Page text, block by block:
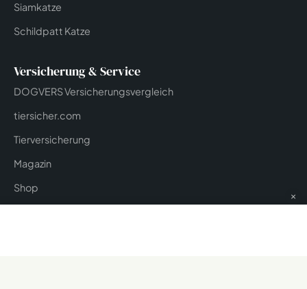
Siamkatze
Schildpatt Katze
Versicherung & Service
DOGVERS Versicherungsvergleich
tiersicher.com
Tierversicherung
Magazin
Shop
×